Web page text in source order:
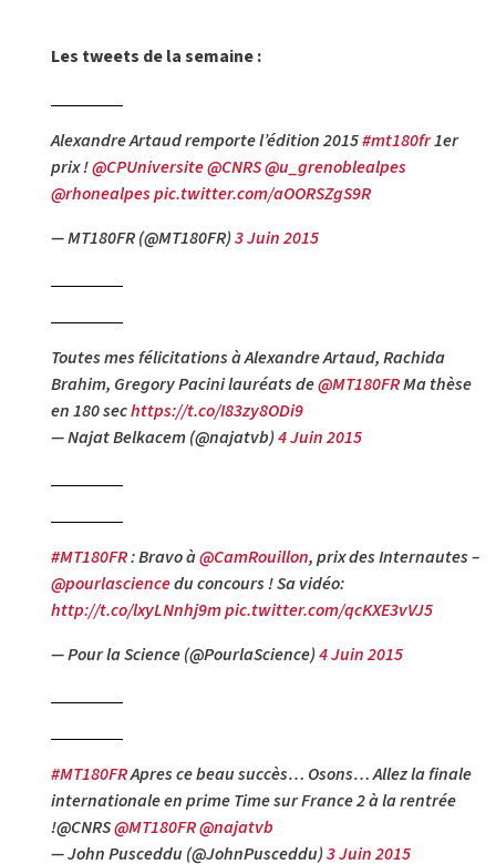
Les tweets de la semaine :
Alexandre Artaud remporte l’édition 2015#mt180fr1er
prix !@CPUniversite@CNRS@u_grenoblealpes
@rhonealpespic.twitter.com/aOORSZgS9R
— MT180FR (@MT180FR)3 Juin 2015
Toutes mes félicitations à Alexandre Artaud, Rachida
Brahim, Gregory Pacini lauréats de@MT180FRMa thèse
en 180 sechttps://t.co/I83zy8ODi9
— Najat Belkacem (@najatvb)4 Juin 2015
#MT180FR: Bravo à@CamRouillon, prix des Internautes –
@pourlasciencedu concours ! Sa vidéo:
http://t.co/lxyLNnhj9mpic.twitter.com/qcKXE3vVJ5
— Pour la Science (@PourlaScience)4 Juin 2015
#MT180FRApres ce beau succès… Osons… Allez la finale
internationale en prime Time sur France 2 à la rentrée
!@CNRS@MT180FR@najatvb
— John Pusceddu (@JohnPusceddu)3 Juin 2015